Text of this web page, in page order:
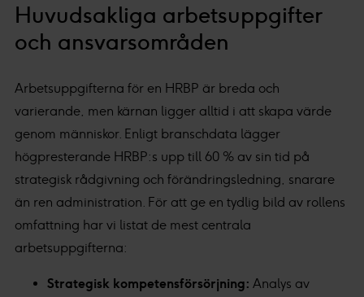
Huvudsakliga arbetsuppgifter
och ansvarsområden
Arbetsuppgifterna för en HRBP är breda och
varierande, men kärnan ligger alltid i att skapa värde
genom människor. Enligt branschdata lägger
högpresterande HRBP:s upp till 60 % av sin tid på
strategisk rådgivning och förändringsledning, snarare
än ren administration. För att ge en tydlig bild av rollens
omfattning har vi listat de mest centrala
arbetsuppgifterna:
Strategisk kompetensförsörjning: Analys av